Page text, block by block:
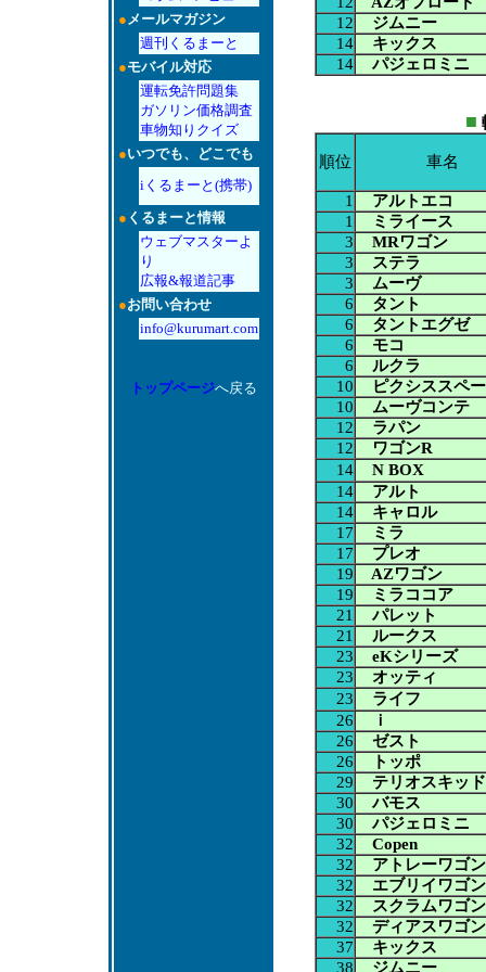
●メールマガジン
週刊くるまーと
●モバイル対応
運転免許問題集
ガソリン価格調査
車物知りクイズ
●いつでも、どこでも
iくるまーと(携帯)
● くるまーと情報
ウェブマスターよ
り
広報&報道記事
●お問い合わせ
info@kurumart.com
トップページへ戻る
12
ジムニー
14
キックス
14
パジェロミニ
■
順位 車名
1
アルトエコ
1
ミライース
3
MRワゴン
3
ステラ
3
ムーヴ
6
タント
6
タントエグゼ
6
モコ
6
ルクラ
10
ピクシススペ
10
ムーヴコンテ
12
ラパン
12
ワゴンR
14
N BOX
14
アルト
14
キャロル
17
ミラ
17
プレオ
19
AZワゴン
19
ミラココア
21
パレット
21
ルークス
23
eKシリーズ
23
オッティ
23
ライフ
26
ｉ
26
ゼスト
26
トッポ
29
テリオスキッド
30
バモス
30
パジェロミニ
32
Copen
32
アトレーワゴン
32
エブリイワゴン
32
スクラムワゴン
32
ディアスワゴン
37
キックス
38
ジムニー